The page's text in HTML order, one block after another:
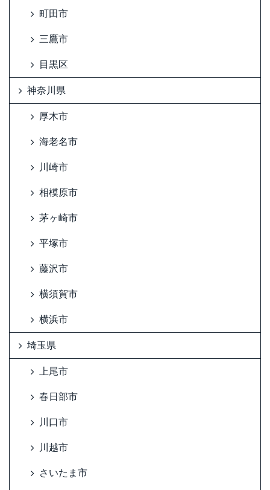
町田市
三鷹市
目黒区
神奈川県
厚木市
海老名市
川崎市
相模原市
茅ヶ崎市
平塚市
藤沢市
横須賀市
横浜市
埼玉県
上尾市
春日部市
川口市
川越市
さいたま市